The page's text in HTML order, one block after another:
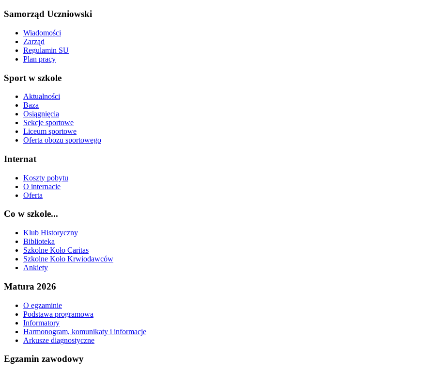
Samorząd Uczniowski
Wiadomości
Zarząd
Regulamin SU
Plan pracy
Sport w szkole
Aktualności
Baza
Osiągnięcia
Sekcje sportowe
Liceum sportowe
Oferta obozu sportowego
Internat
Koszty pobytu
O internacie
Oferta
Co w szkole...
Klub Historyczny
Biblioteka
Szkolne Koło Caritas
Szkolne Koło Krwiodawców
Ankiety
Matura 2026
O egzaminie
Podstawa programowa
Informatory
Harmonogram, komunikaty i informacje
Arkusze diagnostyczne
Egzamin zawodowy